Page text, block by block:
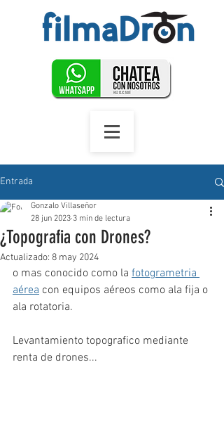
Entrada
¿Topografia con Drones?
Gonzalo Villaseñor
28 jun 2023 3 min de lectura
Actualizado: 8 may 2024
o mas conocido como la fotogrametria
aérea con equipos aéreos como ala fija o
ala rotatoria.
Levantamiento topografico mediante
renta de drones...